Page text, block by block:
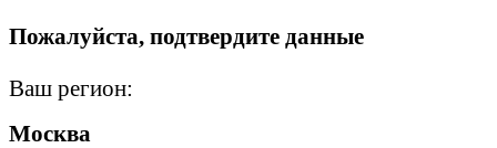
Пожалуйста, подтвердите данные
Ваш регион:
Москва